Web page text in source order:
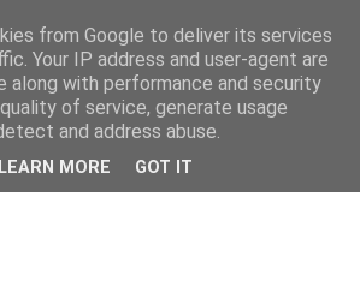
from Google to deliver its services
Your IP address and user-agent are
along with performance and security
of service, generate usage
and address abuse.
LEARN MORE GOT IT